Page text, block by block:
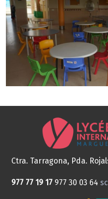
Ctra. Tarragona, Pda.
977 77 19 17 977 30 03 64